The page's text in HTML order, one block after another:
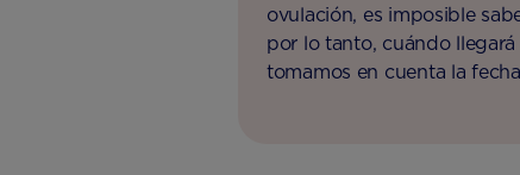
ovulación, es imposible
por lo tanto, cuándo
tomamos en cuenta la